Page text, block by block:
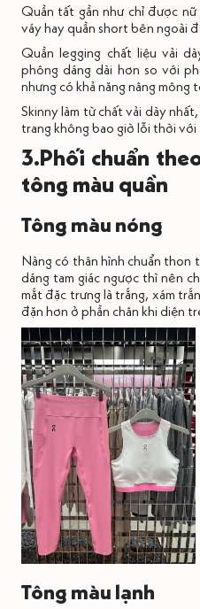
Quần tất gần như chỉ được nữ
váy hay quần short bên ngoài
Quần legging chất liệu vải
phông dáng dài hơn so với
nhưng có khả năng nâng mông
Skinny làm từ chất vải dày
trang không bao giờ lỗi thời với
3.Phối chuẩn
tông màu quần
Tông màu nóng
Nàng có thân hình chuẩn thon
dáng tam giác ngược thì nên
mắt đặc trưng là trắng, xám
đặn hơn ở phần chân khi diện
Tông màu lạnh